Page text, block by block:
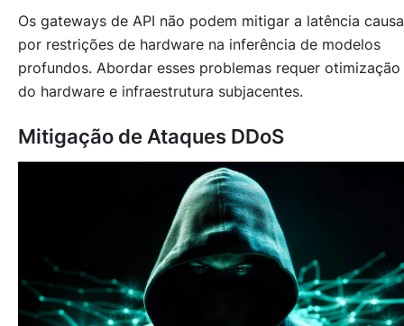
Os gateways de API não podem mitigar a latência
por restrições de hardware na inferência de modelos
profundos. Abordar esses problemas requer otimização
do hardware e infraestrutura subjacentes.
Mitigação de Ataques DDoS